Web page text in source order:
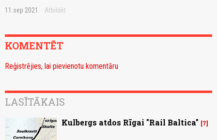
11.sep 2021 Atbildēt
KOMENTĒT
Reģistrējies, lai pievienotu komentāru
LASĪTĀKAIS
Kulbergs atdos Rīgai "Rail Baltica" 7